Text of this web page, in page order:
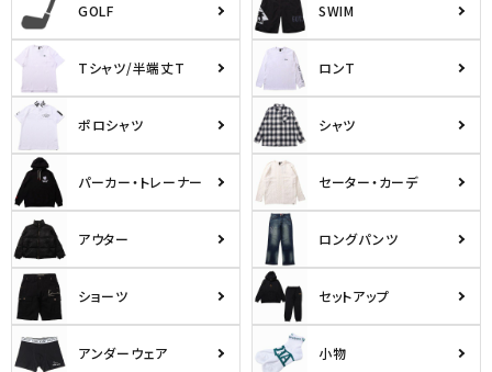
GOLF SWIM
Tシャツ/半端丈T ロンT
ポロシャツ シャツ
パーカー・トレーナー セーター・カーデ
アウター ロングパンツ
ショーツ セットアップ
アンダーウェア 小物